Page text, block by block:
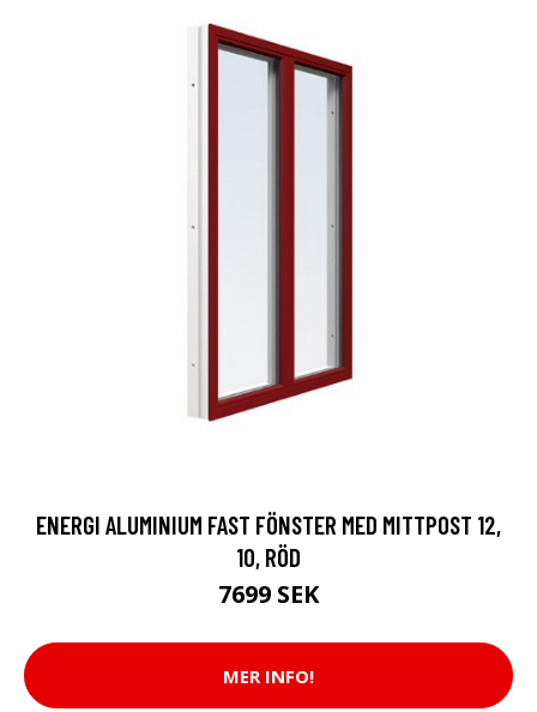
ENERGI ALUMINIUM FAST FÖNSTER MED MITTPOST 12,
10, RÖD
7699 SEK
MER INFO!